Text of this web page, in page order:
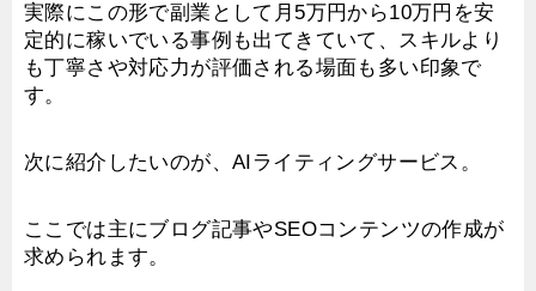
実際にこの形で副業として月5万円から10万円を安
定的に稼いでいる事例も出てきていて、スキルより
も丁寧さや対応力が評価される場面も多い印象で
す。
次に紹介したいのが、AIライティングサービス。
ここでは主にブログ記事やSEOコンテンツの作成が
求められます。